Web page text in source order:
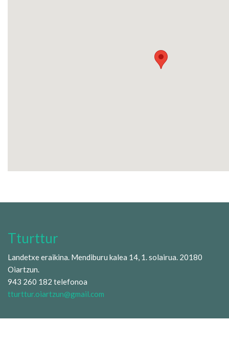
Tturttur
Landetxe eraikina. Mendiburu kalea 14, 1. solairua. 20180
Oiartzun.
943 260 182 telefonoa
tturttur.oiartzun@gmail.com